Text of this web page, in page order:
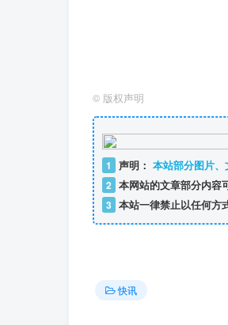
© 版权声明
1 声明： 本站部分图片、
2 本网站的文章部分内容
3 本站一律禁止以任何方
快讯